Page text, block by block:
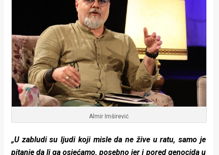
Almir Imširević
„U zabludi su ljudi koji misle da ne žive u ratu, samo je
pitanje da li ga osjećamo, posebno jer i pored genocida u